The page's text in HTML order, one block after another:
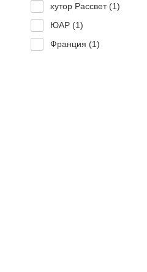
хутор Рассвет (1)
ЮАР (1)
Франция (1)